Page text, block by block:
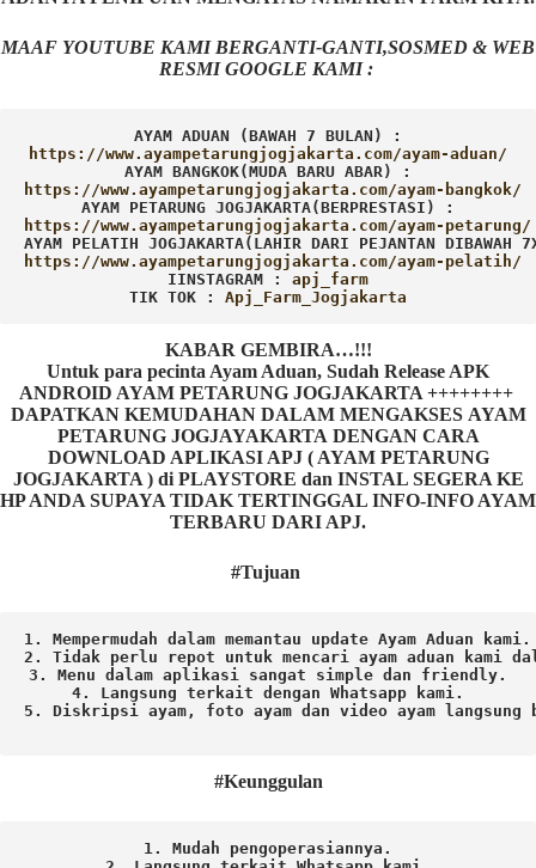
MAAF YOUTUBE KAMI BERGANTI-GANTI,SOSMED & WEB
RESMI GOOGLE KAMI :
AYAM ADUAN (BAWAH 7 BULAN) :
AYAM BANGKOK(MUDA BARU ABAR) :
AYAM PETARUNG JOGJAKARTA(BERPRESTASI) :
AYAM PELATIH JOGJAKARTA(LAHIR DARI PEJANTAN DIBAWAH
IINSTAGRAM :
TIK TOK : Apj_Farm_Jogjakarta
KABAR GEMBIRA…!!!
Untuk para pecinta Ayam Aduan, Sudah Release APK
ANDROID AYAM PETARUNG JOGJAKARTA ++++++++
DAPATKAN KEMUDAHAN DALAM MENGAKSES AYAM
PETARUNG JOGJAYAKARTA DENGAN CARA
DOWNLOAD APLIKASI APJ ( AYAM PETARUNG
JOGJAKARTA ) di PLAYSTORE dan INSTAL SEGERA KE
HP ANDA SUPAYA TIDAK TERTINGGAL INFO-INFO AYAM
TERBARU DARI APJ.
#Tujuan
1. Mempermudah dalam memantau update Ayam Aduan kami.
2. Tidak perlu repot untuk mencari ayam aduan kami
3. Menu dalam aplikasi sangat simple dan friendly.
4. Langsung terkait dengan Whatsapp kami.
5. Diskripsi ayam, foto ayam dan video ayam
#Keunggulan
1. Mudah pengoperasiannya.